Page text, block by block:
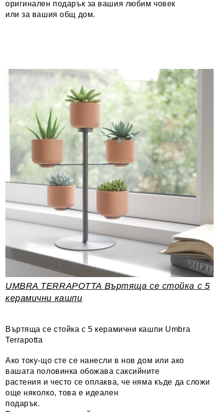
оригинален подарък за вашия любим човек
или за вашия общ дом.
UMBRA TERRAPOTTA Въртяща се стойка с 5
керамични кашпи
Въртяща се стойка с 5 керамични кашпи Umbra
Terrapotta
Ако току-що сте се нанесли в нов дом или ако
вашата половинка обожава саксийните
растения и често се оплаква, че няма къде да сложи
още няколко, това е идеален
подарък.